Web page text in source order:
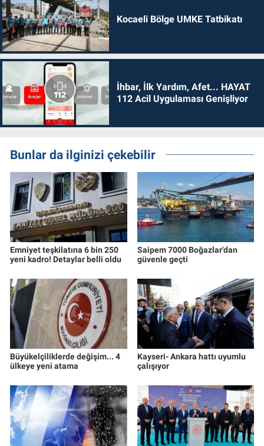
Kocaeli Bölge UMKE Tatbikatı
İhbar, İlk Yardım, Afet... HAYAT
112 Acil Uygulaması Genişliyor
Bunlar da ilginizi çekebilir
Emniyet teşkilatına 6 bin 250
yeni kadro! Detaylar belli oldu
Saipem 7000 Boğazlar'dan
güvenle geçti
Büyükelçiliklerde değişim... 4
ülkeye yeni atama
Kayseri- Ankara hattı uyumlu
çalışıyor